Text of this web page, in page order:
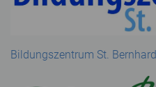
Bildungszentrum St. Bernhard